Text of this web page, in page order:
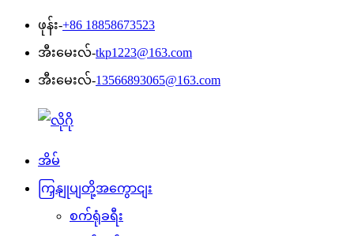
ဖုန်း-+86 18858673523
အီးမေးလ်-tkp1223@163.com
အီးမေးလ်-13566893065@163.com
အိမ်
ကြှနျုပျတို့အကွောငျး
စက်ရုံခရီး